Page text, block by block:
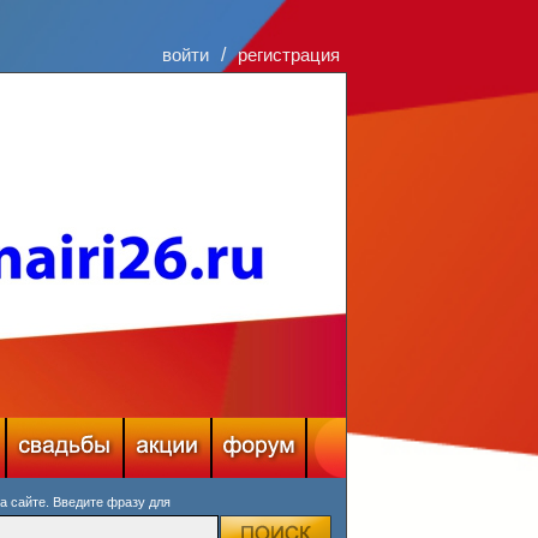
войти / регистрация
сайте. Введите фразу для